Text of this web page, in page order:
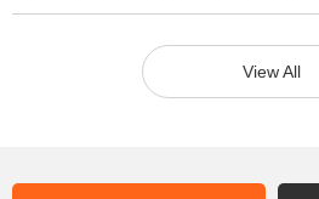
View All